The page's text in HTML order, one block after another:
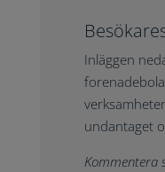
Inläggen
undantaget
Kommentera